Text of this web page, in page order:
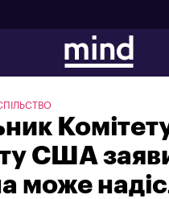
США
може